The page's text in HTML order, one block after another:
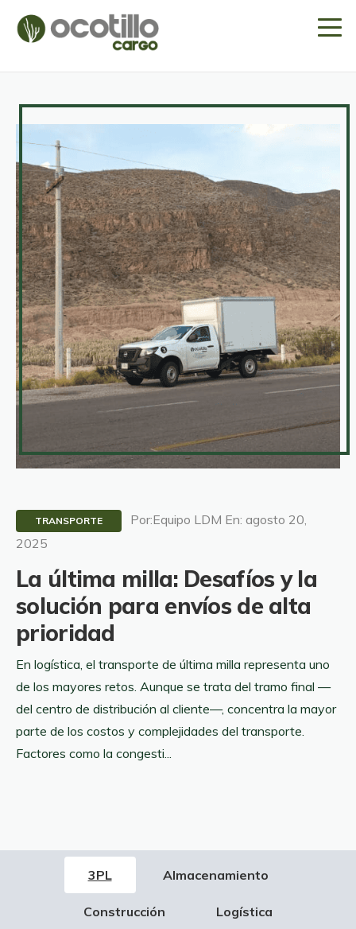
TRANSPORTE
Por:Equipo LDM En: agosto 20,
2025
La última milla: Desafíos y la
solución para envíos de alta
prioridad
En logística, el transporte de última milla representa uno
de los mayores retos. Aunque se trata del tramo final —
del centro de distribución al cliente—, concentra la mayor
parte de los costos y complejidades del transporte.
Factores como la congesti...
3PL Almacenamiento
Construcción Logística